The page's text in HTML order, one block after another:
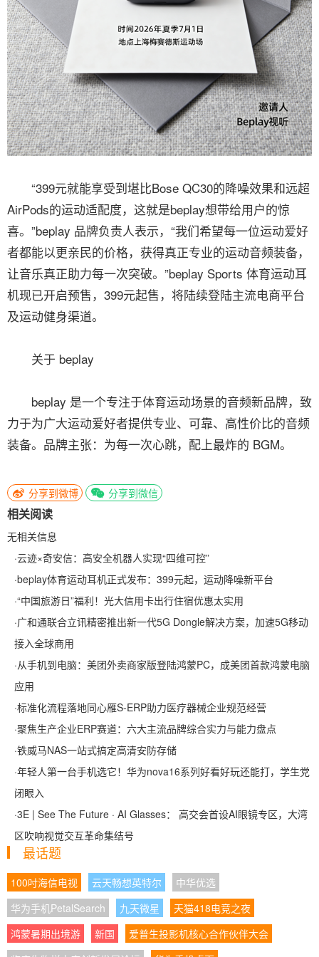
“399元就能享受到堪比Bose QC30的降噪效果和远超
AirPods的运动适配度，这就是beplay想带给用户的惊
喜。”beplay 品牌负责人表示，“我们希望每一位运动爱好
者都能以更亲民的价格，获得真正专业的运动音频装备，
让音乐真正助力每一次突破。”beplay Sports 体育运动耳
机现已开启预售，399元起售，将陆续登陆主流电商平台
及运动健身渠道。
关于 beplay
beplay 是一个专注于体育运动场景的音频新品牌，致
力于为广大运动爱好者提供专业、可靠、高性价比的音频
装备。品牌主张：为每一次心跳，配上最炸的 BGM。
分享到微博 分享到微信
相关阅读
无相关信息
·云迹×奇安信：高安全机器人实现“四维可控”
·beplay体育运动耳机正式发布：399元起，运动降噪新平台
·“中国旅游日”福利！光大信用卡出行住宿优惠太实用
·广和通联合立讯精密推出新一代5G Dongle解决方案，加速5G移动
接入全球商用
·从手机到电脑：美团外卖商家版登陆鸿蒙PC，成美团首款鸿蒙电脑
应用
·标准化流程落地同心雁S-ERP助力医疗器械企业规范经营
·聚焦生产企业ERP赛道：六大主流品牌综合实力与能力盘点
·铁威马NAS一站式搞定高清安防存储
·年轻人第一台手机选它！华为nova16系列好看好玩还能打，学生党
闭眼入
·3E | See The Future · AI Glasses： 高交会首设AI眼镜专区，大湾
区吹响视觉交互革命集结号
最话题
100吋海信电视 云天畅想英特尔
中华优选
华为手机PetalSearch
九天微星
天猫418电竞之夜
鸿蒙暑期出境游
新国
爱普生投影机核心合作伙伴大会